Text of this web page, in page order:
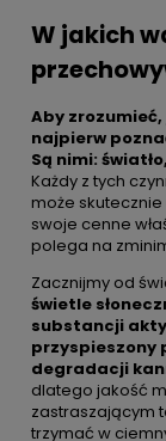
W jakich
Aby
najpierw
Są nimi:
Każdy z tych
może skutecznie
swoje cenne
polega na
Zacznijmy od
świetle
substancji
przyspieszony
degradacji
dlatego jakość
zastraszającym
trzymać w